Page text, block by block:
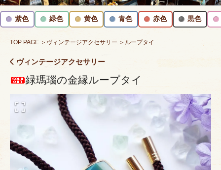
紫色 緑色 黄色 青色 赤色 黒色
TOP PAGE ＞ヴィンテージアクセサリー ＞ループタイ
ヴィンテージアクセサリー
緑瑪瑙の金縁ループタイ